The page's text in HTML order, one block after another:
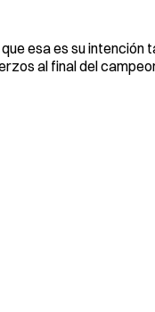
esa es su intención
al final del